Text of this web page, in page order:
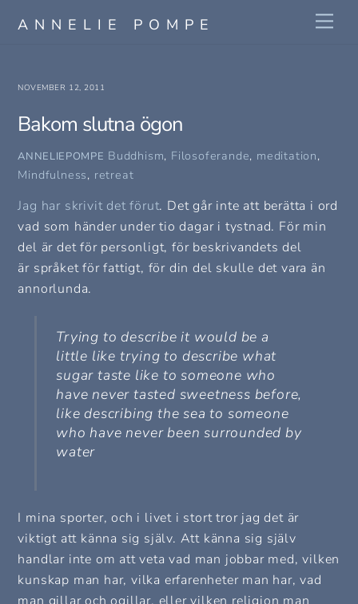
ANNELIE POMPE
NOVEMBER 12, 2011
Bakom slutna ögon
ANNELIEPOMPE Buddhism, Filosoferande, meditation,
Mindfulness, retreat
Jag har skrivit det förut. Det går inte att berätta i ord
vad som händer under tio dagar i tystnad. För min
del är det för personligt, för beskrivandets del
är språket för fattigt, för din del skulle det vara än
annorlunda.
Trying to describe it would be a
little like trying to describe what
sugar taste like to someone who
have never tasted sweetness before,
like describing the sea to someone
who have never been surrounded by
water
I mina sporter, och i livet i stort tror jag det är
viktigt att känna sig själv. Att känna sig själv
handlar inte om att veta vad man jobbar med, vilken
kunskap man har, vilka erfarenheter man har, vad